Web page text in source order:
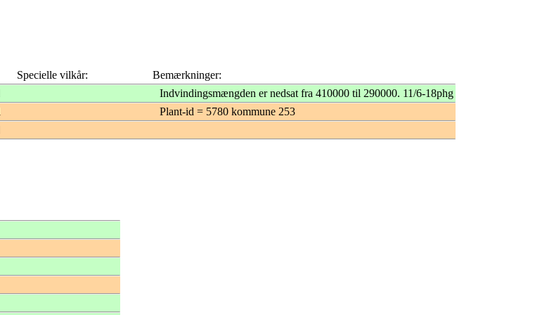
Specielle vilkår:
Bemærkninger:
Indvindingsmængden er nedsat fra 410000 til 290000. 11/6-18phg
Plant-id = 5780 kommune 253